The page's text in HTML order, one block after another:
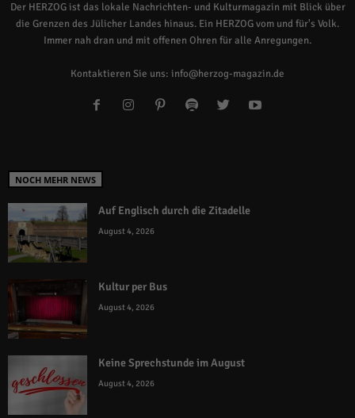
Der HERZOG ist das lokale Nachrichten- und Kulturmagazin mit Blick über
die Grenzen des Jülicher Landes hinaus. Ein HERZOG vom und für's Volk.
Immer nah dran und mit offenen Ohren für alle Anregungen.
Kontaktieren Sie uns: info@herzog-magazin.de
NOCH MEHR NEWS
Auf Englisch durch die Zitadelle
August 4, 2026
Kultur per Bus
August 4, 2026
Keine Sprechstunde im August
August 4, 2026